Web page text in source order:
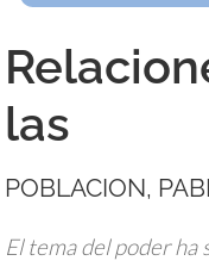
las
POBLACION,
El tema del poder ha